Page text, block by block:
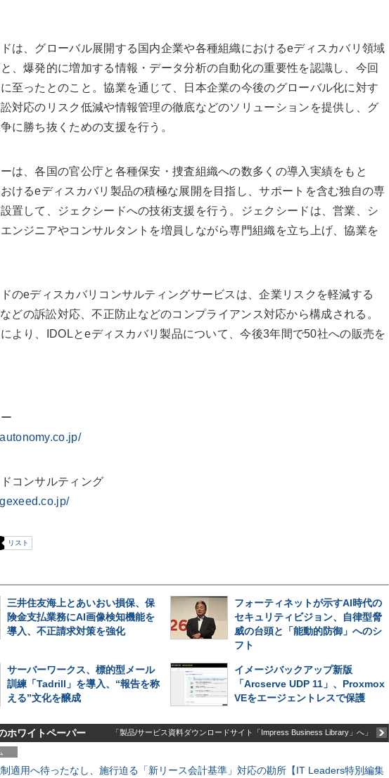
は、グローバル展開する国内企業や各種組織におけるeディスカバリ領域
、爆発的に増加する情報・データ分析の自動化の重要性を認識し、今回
至ったとのこと。協業を通じて、日本企業の今後のグローバル化に対す
対応のリスク低減や情報管理の徹底などのソリューションを提供し、グ
に勝ち抜くための支援を行う。
は、各国の官公庁と各種保安・捜査組織への数多くの導入実績をもと
けるeディスカバリ製品の積極な展開を目指し、サポートを含む独自の専
置して、ジェクシードへの技術支援を行う。ジェクシードは、営業、シ
ンジニアやコンサルタントを増員しながら専門組織を立ち上げ、協業を
のeディスカバリコンサルティングサービスは、企業リスクを軽減する
どの訴訟対応、不正防止などのコンプライアンス対応から構成される。
より、IDOLとeディスカバリ製品について、今後3年間で50社への販売を
コンサルティング
リスト
三井住友海上とあいおい損保、保
険金支払業務にAI画像検知機能を
導入、不正請求対策を強化
フォーティネットが示すAI時代の
セキュリティビジョン、自律型脅
威の台頭と「能動的防御」へのシ
フト
サーバーワークス、標的型メール
訓練「Tadrill」を導入、“報告を称
える”文化を醸成
イメージバックアップ新版
「Arcserve UDP 11」、Proxmox
VEをエージェントレスで保護
ホワイトペーパー 「製品/サービス資料ダウンロードサイト「Impress Business Library」へ」
適用へ待ったなし、施行迫る「新リース会計基準」対応の勘所【IT Leaders特別編集